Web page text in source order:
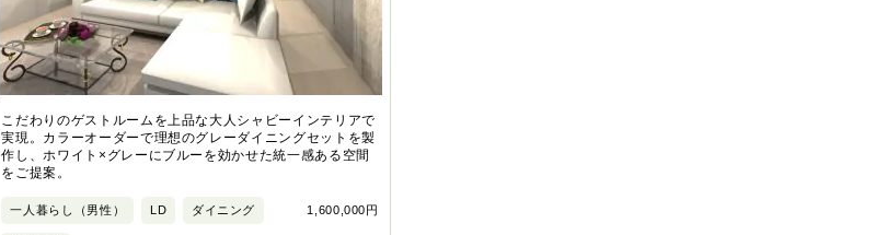
こだわりのゲストルームを上品な大人シャビーインテリアで
実現。カラーオーダーで理想のグレーダイニングセットを製
作し、ホワイト×グレーにブルーを効かせた統一感ある空間
をご提案。
1,600,000円
一人暮らし（男性） LD ダイニング